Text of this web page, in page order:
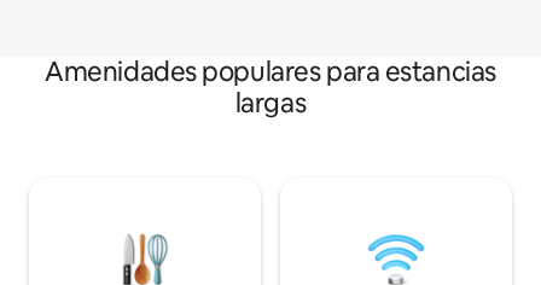
Amenidades populares para estancias
largas